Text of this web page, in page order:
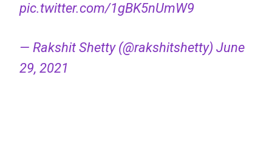
pic.twitter.com/1gBK5nUmW9
— Rakshit Shetty (@rakshitshetty) June
29, 2021